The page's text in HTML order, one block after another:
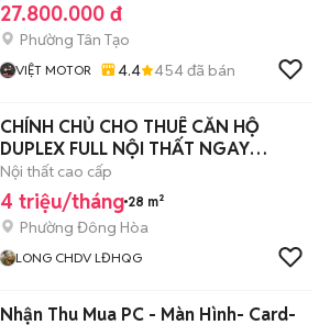
27.800.000 đ
Phường Tân Tạo
VIỆT MOTOR 4.4 454đã bán
CHÍNH CHỦ CHO THUÊ CĂN HỘ
DUPLEX FULL NỘI THẤT NGAY
LĐHQG + GO DĨ AN
Nội thất cao cấp
4 triệu/tháng 28 m²
Phường Đông Hòa
LONG CHDV LĐHQG
Nhận Thu Mua PC - Màn Hình- Card-